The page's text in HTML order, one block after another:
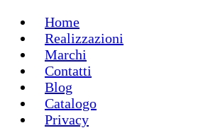
Home
Realizzazioni
Marchi
Contatti
Blog
Catalogo
Privacy